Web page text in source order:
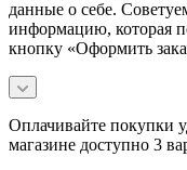
данные о себе.
информацию, которая
кнопку «Оформить
Оплачивайте покупки
магазине доступно 3